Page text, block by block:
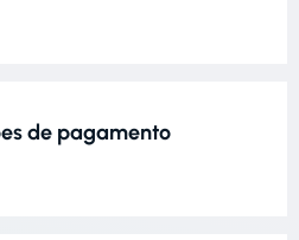
de pagamento